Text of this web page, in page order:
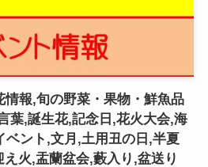
情報,旬の野菜・果物・鮮魚品
葉,誕生花,記念日,花火大会,海
ベント,文月,土用丑の日,半夏
火,盂蘭盆会,藪入り,盆送り